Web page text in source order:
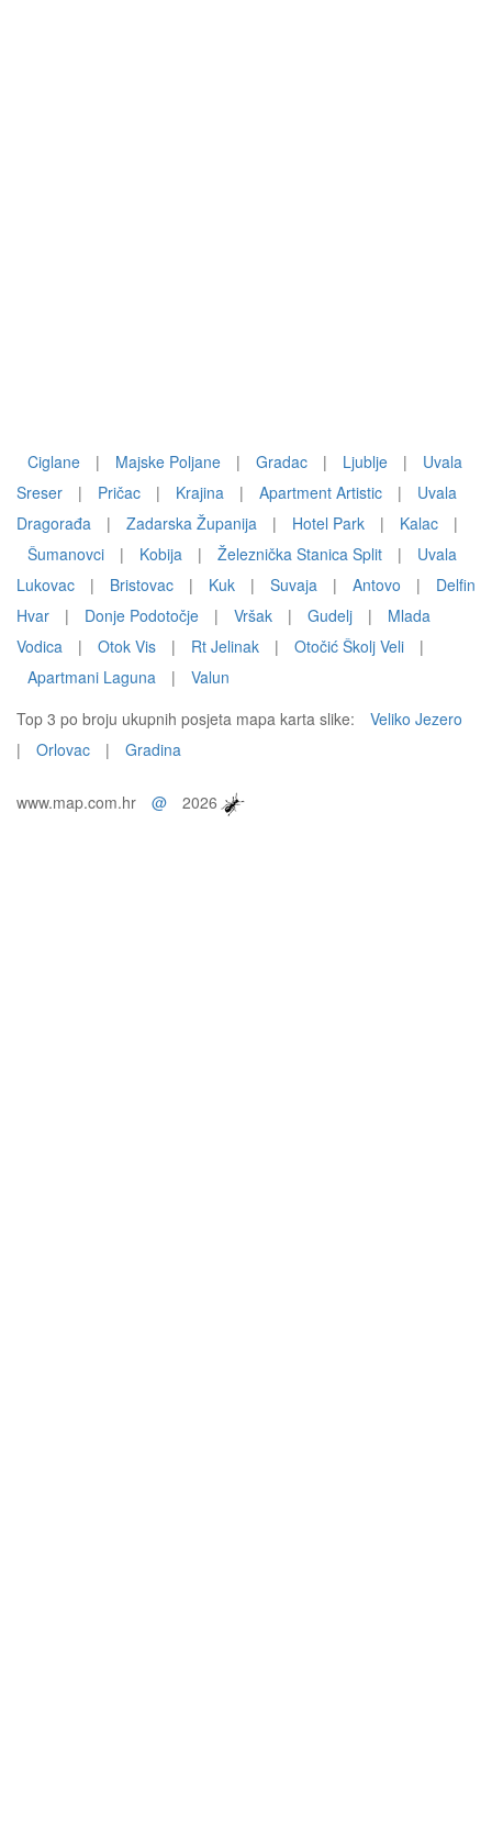
Ciglane | Majske Poljane | Gradac | Ljublje |
Uvala
Sreser
| Pričac | Krajina | Apartment Artistic |
Uvala
Dragorađa
| Zadarska Županija | Hotel Park | Kalac
|
Šumanovci
| Kobija | Železnička Stanica Split |
Uvala
Lukovac
| Bristovac | Kuk | Suvaja | Antovo |
Delfin
Hvar
| Donje Podotočje | Vršak | Gudelj |
Mlada
Vodica
| Otok Vis | Rt Jelinak | Otočić Školj Veli
|
Apartmani Laguna
|
Valun
Top 3 po broju ukupnih posjeta mapa karta slike:
Veliko Jezero
|
Orlovac | Gradina
www.map.com.hr @ 2026